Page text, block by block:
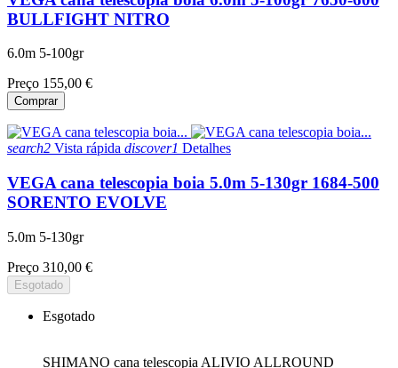
BULLFIGHT NITRO
6.0m 5-100gr
Preço 155,00 €
Comprar
search2 Vista rápida discover1 Detalhes
VEGA cana telescopia boia 5.0m 5-130gr 1684-500
SORENTO EVOLVE
5.0m 5-130gr
Preço 310,00 €
Esgotado
Esgotado
SHIMANO cana telescopia ALIVIO ALLROUND